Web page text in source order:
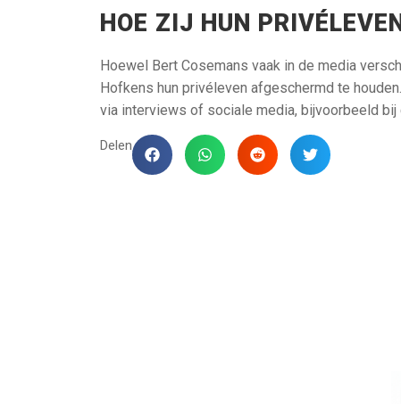
HOE ZIJ HUN
Hoewel Bert Cosemans vaak in de media
Hofkens hun privéleven afgeschermd te
via interviews of sociale media, bijvoorbeeld
Delen